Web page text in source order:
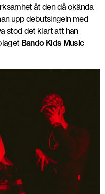
åt den då okända
upp debutsingeln med
stod det klart att han
Bando Kids Music